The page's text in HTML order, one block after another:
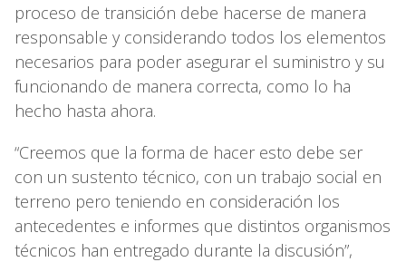
proceso de transición debe hacerse de manera
responsable y considerando todos los elementos
necesarios para poder asegurar el suministro y su
funcionando de manera correcta, como lo ha
hecho hasta ahora.
“Creemos que la forma de hacer esto debe ser
con un sustento técnico, con un trabajo social en
terreno pero teniendo en consideración los
antecedentes e informes que distintos organismos
técnicos han entregado durante la discusión”,